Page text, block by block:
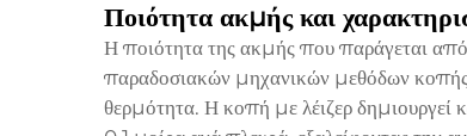
Ποιότητα ακμής και
Η ποιότητα της ακμής που παράγεται από
παραδοσιακών μηχανικών μεθόδων κοπής,
θερμότητα. Η κοπή με λέιζερ δημιουργεί